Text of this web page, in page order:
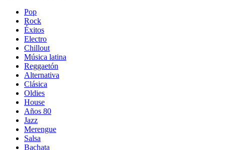
Pop
Rock
Éxitos
Electro
Chillout
Música latina
Reggaetón
Alternativa
Clásica
Oldies
House
Años 80
Jazz
Merengue
Salsa
Bachata